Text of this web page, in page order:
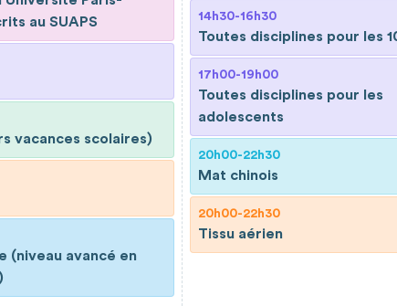
au SUAPS
vacances scolaires)
(niveau avancé en
14h30-16h30
Toutes disciplines pour les
17h00-19h00
Toutes disciplines pour les
adolescents
20h00-22h30
Mat chinois
20h00-22h30
Tissu aérien